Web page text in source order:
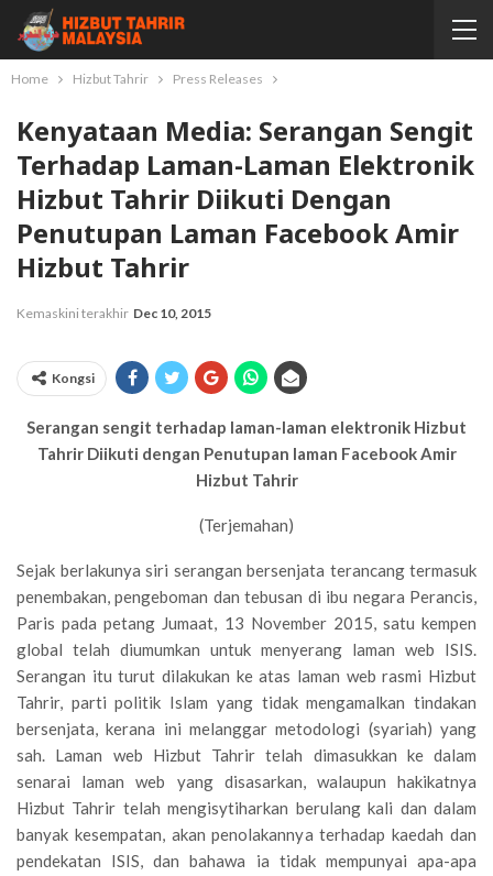
Home Hizbut Tahrir Press Releases
Kenyataan Media: Serangan Sengit
Terhadap Laman-Laman Elektronik
Hizbut Tahrir Diikuti Dengan
Penutupan Laman Facebook Amir
Hizbut Tahrir
Kemaskini terakhir Dec 10, 2015
Kongsi
Serangan sengit terhadap laman-laman elektronik Hizbut
Tahrir Diikuti dengan Penutupan laman Facebook Amir
Hizbut Tahrir
(Terjemahan)
Sejak berlakunya siri serangan bersenjata terancang termasuk
penembakan, pengeboman dan tebusan di ibu negara Perancis,
Paris pada petang Jumaat, 13 November 2015, satu kempen
global telah diumumkan untuk menyerang laman web ISIS.
Serangan itu turut dilakukan ke atas laman web rasmi Hizbut
Tahrir, parti politik Islam yang tidak mengamalkan tindakan
bersenjata, kerana ini melanggar metodologi (syariah) yang
sah. Laman web Hizbut Tahrir telah dimasukkan ke dalam
senarai laman web yang disasarkan, walaupun hakikatnya
Hizbut Tahrir telah mengisytiharkan berulang kali dan dalam
banyak kesempatan, akan penolakannya terhadap kaedah dan
pendekatan ISIS, dan bahawa ia tidak mempunyai apa-apa